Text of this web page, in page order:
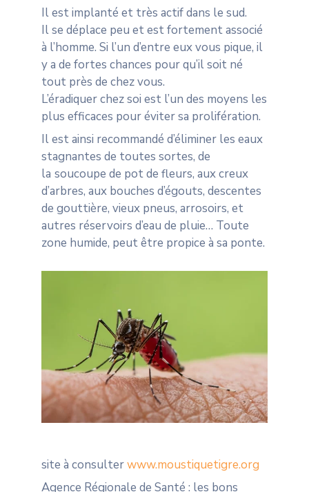
Il est implanté et très actif dans le sud.
Il se déplace peu et est fortement associé
à l’homme. Si l’un d’entre eux vous pique, il
y a de fortes chances pour qu’il soit né
tout près de chez vous.
L’éradiquer chez soi est l’un des moyens les
plus efficaces pour éviter sa prolifération.
Il est ainsi recommandé d’éliminer les eaux
stagnantes de toutes sortes, de
la soucoupe de pot de fleurs, aux creux
d’arbres, aux bouches d’égouts, descentes
de gouttière, vieux pneus, arrosoirs, et
autres réservoirs d’eau de pluie… Toute
zone humide, peut être propice à sa ponte.
site à consulterwww.moustiquetigre.org
Agence Régionale de Santé : les bons